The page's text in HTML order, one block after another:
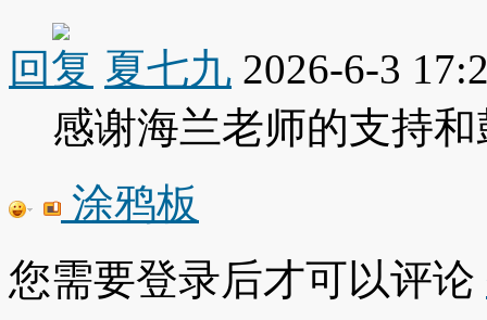
回复 夏七九 2026-6-3
感谢海兰老师的支持
涂鸦板
您需要登录后才可以评论